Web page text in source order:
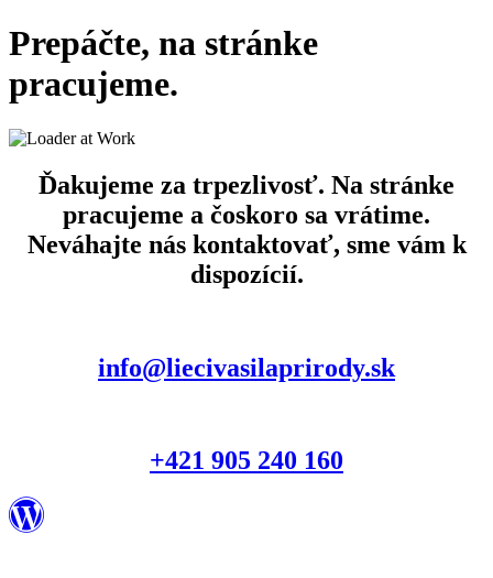
Prepáčte, na stránke
pracujeme.
Ďakujeme za trpezlivosť. Na stránke
pracujeme a čoskoro sa vrátime.
Neváhajte nás kontaktovať, sme vám k
dispozícií.
info@liecivasilaprirody.sk
+421 905 240 160